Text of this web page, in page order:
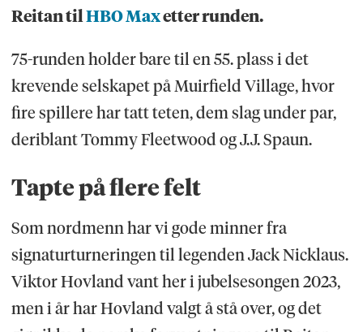
Reitan til HBO Maxetter runden.
75-runden holder bare til en 55. plass i det
krevende selskapet på Muirfield Village, hvor
fire spillere har tatt teten, dem slag under par,
deriblant Tommy Fleetwood og J.J. Spaun.
Tapte på flere felt
Som nordmenn har vi gode minner fra
signaturturneringen til legenden Jack Nicklaus.
Viktor Hovland vant her i jubelsesongen 2023,
men i år har Hovland valgt å stå over, og det